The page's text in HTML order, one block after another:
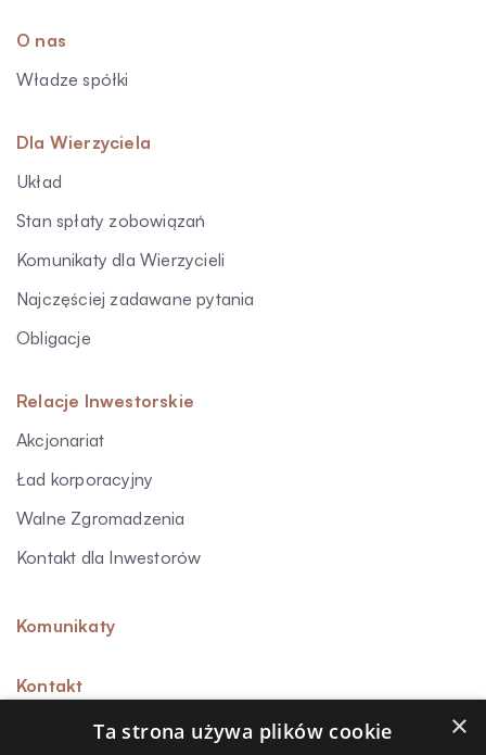
O nas
Władze spółki
Dla Wierzyciela
Układ
Stan spłaty zobowiązań
Komunikaty dla Wierzycieli
Najczęściej zadawane pytania
Obligacje
Relacje Inwestorskie
Akcjonariat
Ład korporacyjny
Walne Zgromadzenia
Kontakt dla Inwestorów
Komunikaty
Kontakt
×
Ta strona używa plików cookie